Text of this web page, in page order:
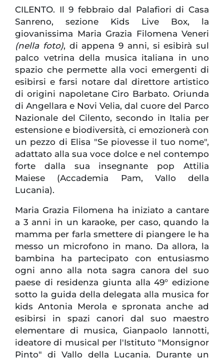
CILENTO. Il 9 febbraio dal Palafiori di Casa
Sanreno, sezione Kids Live Box, la
giovanissima Maria Grazia Filomena Veneri
(nella foto), di appena 9 anni, si esibirà sul
palco vetrina della musica italiana in uno
spazio che permette alla voci emergenti di
esibirsi e farsi notare dal direttore artistico
di origini napoletane Ciro Barbato. Oriunda
di Angellara e Novi Velia, dal cuore del Parco
Nazionale del Cilento, secondo in Italia per
estensione e biodiversità, ci emozionerà con
un pezzo di Elisa "Se piovesse il tuo nome",
adattato alla sua voce dolce e nel contempo
forte dalla sua insegnante pop Attilia
Maiese (Accademia Pam, Vallo della
Lucania).
Maria Grazia Filomena ha iniziato a cantare
a 3 anni in un karaoke, per caso, quando la
mamma per farla smettere di piangere le ha
messo un microfono in mano. Da allora, la
bambina ha partecipato con entusiasmo
ogni anno alla nota sagra canora del suo
paese di residenza giunta alla 49° edizione
sotto la guida della delegata alla musica for
kids Antonia Merola e spronata anche ad
esibirsi in spazi canori dal suo maestro
elementare di musica, Gianpaolo Iannotti,
ideatore di musical per l'Istituto "Monsignor
Pinto" di Vallo della Lucania. Durante un